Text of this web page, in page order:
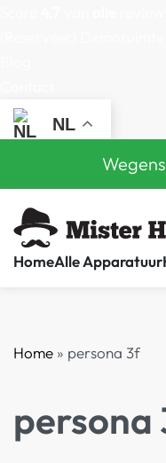
NL
HomeAlle Apparatuur
Home » persona 3f
persona